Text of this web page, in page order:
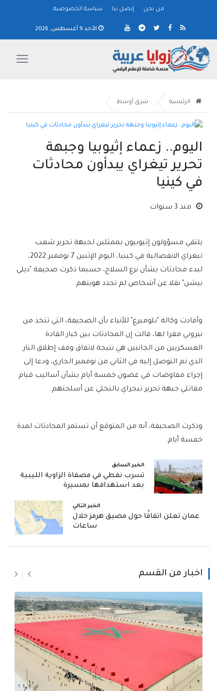
من نحن إتصل بنا سياسة الخصوصية
الأحد 9 أغسطس, 2026
الرئيسية شرق أوسط
اليوم.. زعماء إثيوبيا وجبهة
تحرير تيغراي يبدأون محادثات
في كينيا
منذ 3 سنوات
يلتقي مسؤولون إثيوبيون بممثلين لجبهة تحرير شعب
تيغراي الانفصالية في كينيا، اليوم الإثنين 7 نوفمبر 2022،
لبدء محادثات بشأن نزع السلاح، حسبما ذكرت صحيفة "ديلي
نيشن" نقلا عن أشخاص لم تحدد هويتهم.
وأفادت وكالة "بلومبرغ" للأنباء بأن الصحيفة، التي تتخذ من
نيروبي مقرا لها، قالت إن المحادثات بين كبار القادة
العسكريين من الجانبين هي نتيجة لاتفاق وقف إطلاق النار
الذي تم التوصل إليه في الثاني من نوفمبر الجاري، ودعا إلى
إجراء مفاوضات في غضون خمسة أيام بشأن أساليب قيام
مقاتلي جبهة تحرير تيجراي بالتخلي عن أسلحتهم.
وذكرت الصحيفة، أنه من المتوقع أن تستمر المحادثات لمدة
خمسة أيام.
الخبر السابق
تسرب نفطي في مصفاة الزاوية الليبية
بعد استهدافها بمسيرة
الخبر التالي
عمان تعلن اتفاقًا حول مضيق هرمز خلال
ساعات
اخبار من القسم